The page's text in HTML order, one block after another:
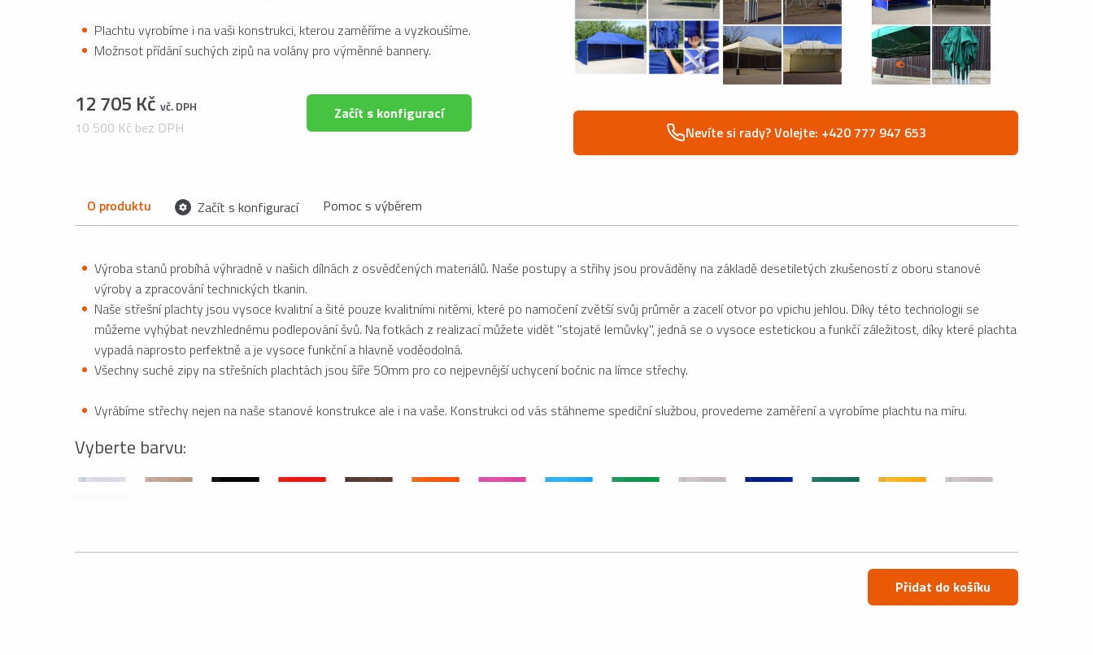
Plachtu vyrobíme i na vaši konstrukci, kterou zaměříme a vyzkoušíme.
Možnsot přídání suchých zipů na volány pro výměnné bannery.
12 705 Kč vč. DPH
10 500 Kč bez DPH
Začít s konfigurací
Nevíte si rady? Volejte: +420 777 947 653
O produktu Začít s konfigurací Pomoc s výběrem
Výroba stanů probíhá výhradně v našich dílnách z osvědčených materiálů. Naše postupy a střihy jsou prováděny na základě desetiletých zkušeností z oboru stanové
výroby a zpracování technických tkanin.
Naše střešní plachty jsou vysoce kvalitní a šité pouze kvalitními nitěmi, které po namočení zvětší svůj průměr a zacelí otvor po vpichu jehlou. Díky této technologii se
můžeme vyhýbat nevzhlednému podlepování švů. Na fotkách z realizací můžete vidět "stojaté lemůvky", jedná se o vysoce estetickou a funkčí záležitost, díky které plachta
vypadá naprosto perfektně a je vysoce funkční a hlavně voděodolná.
Všechny suché zipy na střešních plachtách jsou šíře 50mm pro co nejpevnější uchycení bočnic na límce střechy.
Vyrábíme střechy nejen na naše stanové konstrukce ale i na vaše. Konstrukci od vás stáhneme spediční službou, provedeme zaměření a vyrobíme plachtu na míru.
Vyberte barvu:
Přidat do košíku